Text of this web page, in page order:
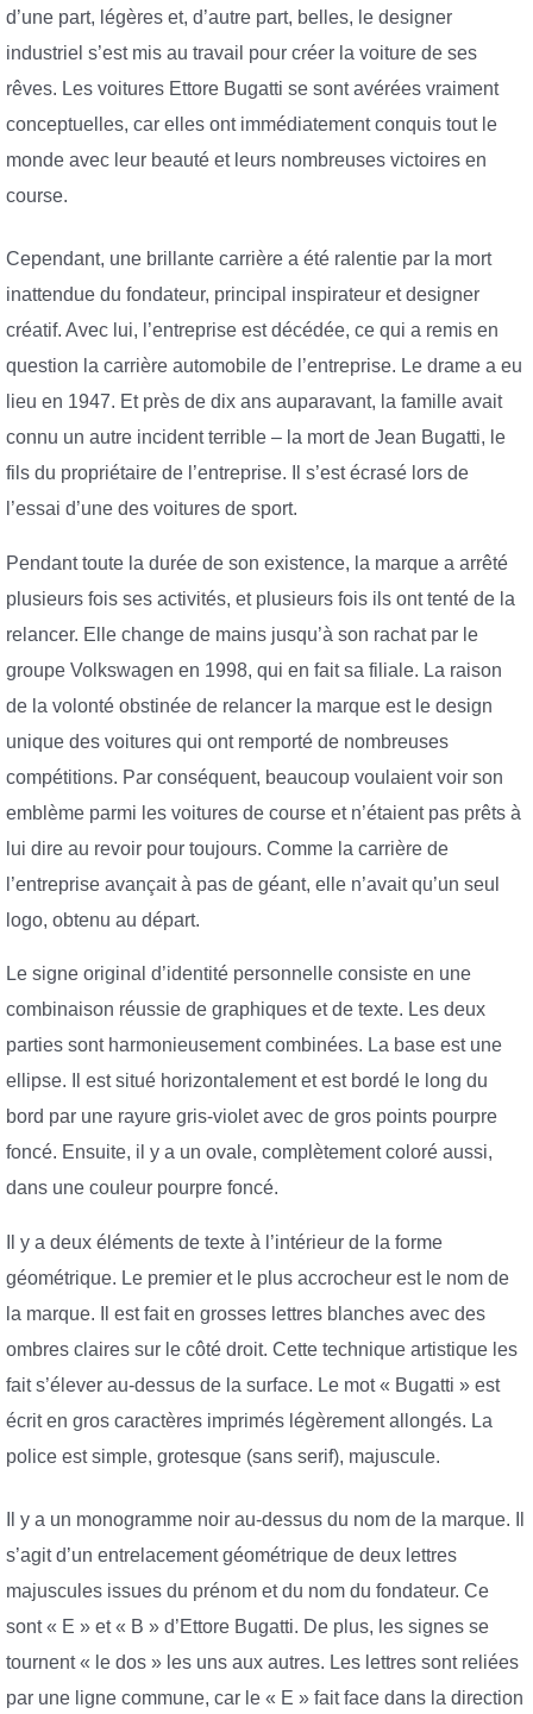
d’une part, légères et, d’autre part, belles, le designer
industriel s’est mis au travail pour créer la voiture de ses
rêves. Les voitures Ettore Bugatti se sont avérées vraiment
conceptuelles, car elles ont immédiatement conquis tout le
monde avec leur beauté et leurs nombreuses victoires en
course.
Cependant, une brillante carrière a été ralentie par la mort
inattendue du fondateur, principal inspirateur et designer
créatif. Avec lui, l’entreprise est décédée, ce qui a remis en
question la carrière automobile de l’entreprise. Le drame a eu
lieu en 1947. Et près de dix ans auparavant, la famille avait
connu un autre incident terrible – la mort de Jean Bugatti, le
fils du propriétaire de l’entreprise. Il s’est écrasé lors de
l’essai d’une des voitures de sport.
Pendant toute la durée de son existence, la marque a arrêté
plusieurs fois ses activités, et plusieurs fois ils ont tenté de la
relancer. Elle change de mains jusqu’à son rachat par le
groupe Volkswagen en 1998, qui en fait sa filiale. La raison
de la volonté obstinée de relancer la marque est le design
unique des voitures qui ont remporté de nombreuses
compétitions. Par conséquent, beaucoup voulaient voir son
emblème parmi les voitures de course et n’étaient pas prêts à
lui dire au revoir pour toujours. Comme la carrière de
l’entreprise avançait à pas de géant, elle n’avait qu’un seul
logo, obtenu au départ.
Le signe original d’identité personnelle consiste en une
combinaison réussie de graphiques et de texte. Les deux
parties sont harmonieusement combinées. La base est une
ellipse. Il est situé horizontalement et est bordé le long du
bord par une rayure gris-violet avec de gros points pourpre
foncé. Ensuite, il y a un ovale, complètement coloré aussi,
dans une couleur pourpre foncé.
Il y a deux éléments de texte à l’intérieur de la forme
géométrique. Le premier et le plus accrocheur est le nom de
la marque. Il est fait en grosses lettres blanches avec des
ombres claires sur le côté droit. Cette technique artistique les
fait s’élever au-dessus de la surface. Le mot « Bugatti » est
écrit en gros caractères imprimés légèrement allongés. La
police est simple, grotesque (sans serif), majuscule.
Il y a un monogramme noir au-dessus du nom de la marque. Il
s’agit d’un entrelacement géométrique de deux lettres
majuscules issues du prénom et du nom du fondateur. Ce
sont « E » et « B » d’Ettore Bugatti. De plus, les signes se
tournent « le dos » les uns aux autres. Les lettres sont reliées
par une ligne commune, car le « E » fait face dans la direction